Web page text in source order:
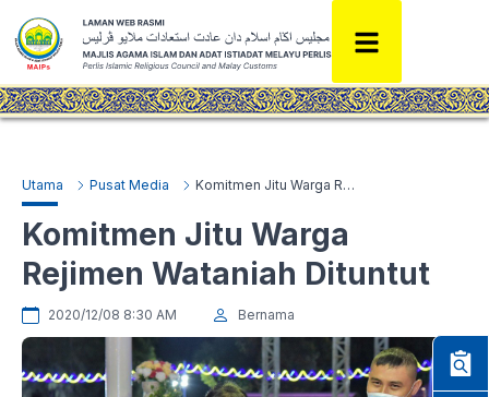
Utama Pusat Media Komitmen Jitu Warga Rejimen Wataniah Dituntut
Komitmen Jitu Warga
Rejimen Wataniah Dituntut
2020/12/08 8:30 AM Bernama